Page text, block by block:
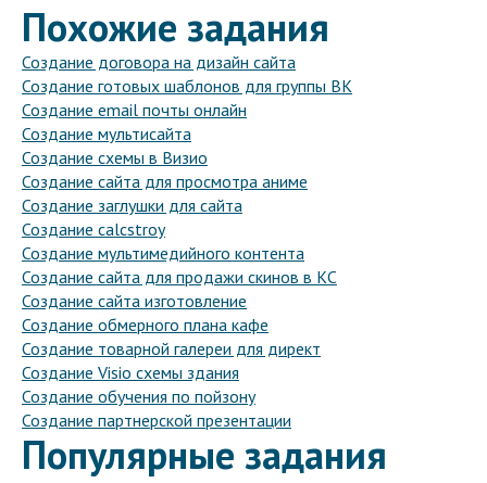
Похожие задания
Создание договора на дизайн сайта
Создание готовых шаблонов для группы ВК
Создание email почты онлайн
Создание мультисайта
Создание схемы в Визио
Создание сайта для просмотра аниме
Создание заглушки для сайта
Создание calcstroy
Создание мультимедийного контента
Создание сайта для продажи скинов в КС
Создание сайта изготовление
Создание обмерного плана кафе
Создание товарной галереи для директ
Создание Visio схемы здания
Создание обучения по пойзону
Создание партнерской презентации
Популярные задания